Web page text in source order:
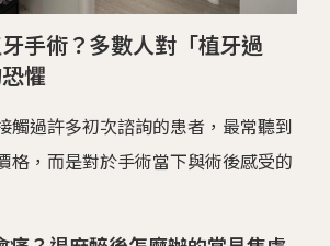
手術？多數人對「植牙過
懼
觸過許多初次諮詢的患者，最常聽到
格，而是對於手術當下與術後感受的